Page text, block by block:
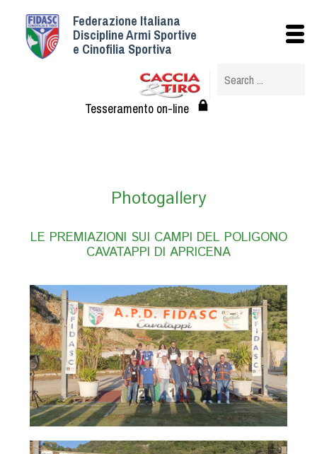
Federazione Italiana
Discipline Armi Sportive
e Cinofilia Sportiva
Tesseramento on-line
Photogallery
LE PREMIAZIONI SUI CAMPI DEL POLIGONO
CAVATAPPI DI APRICENA
Istituzionale
Struttura
Albo Veterinari federali
Circolari
Federazione Trasparente
Assicurazione
Convenzioni
Tesserati
Albo Fornitori
Referenti e gruppi di lavoro regionali
Scuole Federali
Tecnici
Direttori di Gara
Formazione
Calendario Manifestazioni